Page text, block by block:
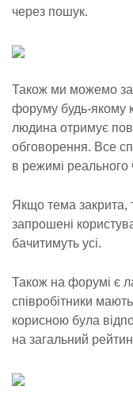
через пошук.
Також ми можемо
форуму будь-якому
людина отримує
обговорення. Все
в режимі реального
Якщо тема закрита,
запрошені
бачитимуть усі.
Також на форумі є
співробітники
корисною була
на загальний